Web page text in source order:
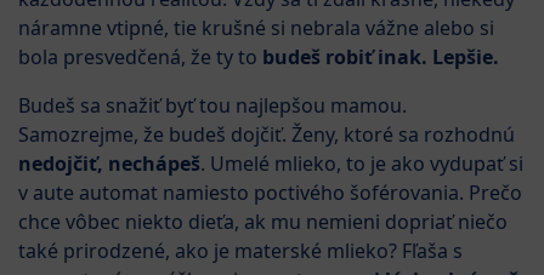
náramne vtipné, tie krušné si nebrala vážne alebo si
bola presvedčená, že ty to budeš robiť inak. Lepšie.
Budeš sa snažiť byť tou najlepšou mamou.
Samozrejme, že budeš dojčiť. Ženy, ktoré sa rozhodnú
nedojčiť, nechápeš. Umelé mlieko, to je ako vydupať si
v aute automat namiesto poctivého šoférovania. Prečo
chce vôbec niekto dieťa, ak mu nemieni dopriať niečo
také prirodzené, ako je materské mlieko? Fľaša s